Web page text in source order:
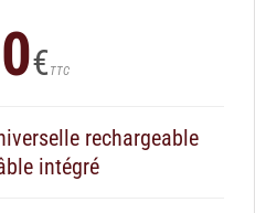
€ TTC
rechargeable
intégré